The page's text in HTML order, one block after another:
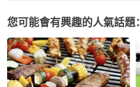
您可能會有興趣的人氣話題：